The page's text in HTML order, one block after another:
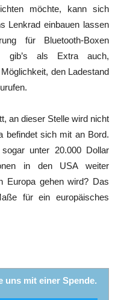
möchte, kann sich
Lenkrad einbauen lassen
für Bluetooth-Boxen
gib’s als Extra auch,
den Ladestand
an dieser Stelle wird nicht
befindet sich mit an Bord.
unter 20.000 Dollar
in den USA weiter
Europa gehen wird? Das
für ein europäisches
uns mit einer Spende.